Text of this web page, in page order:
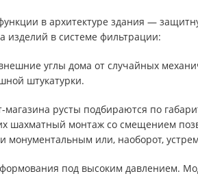
в архитектуре здания —
изделий в системе фильтрации:
углы дома от случайных
штукатурки.
русты подбираются по
шахматный монтаж со смещением
монументальным или, наоборот,
формования под высоким давлением.